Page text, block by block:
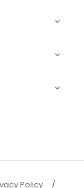



Policy